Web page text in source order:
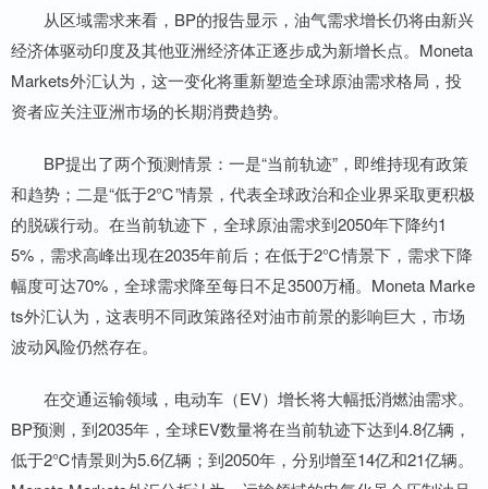
从区域需求来看，BP的报告显示，油气需求增长仍将由新兴
经济体驱动印度及其他亚洲经济体正逐步成为新增长点。Moneta
Markets外汇认为，这一变化将重新塑造全球原油需求格局，投
资者应关注亚洲市场的长期消费趋势。
BP提出了两个预测情景：一是“当前轨迹”，即维持现有政策
和趋势；二是“低于2℃”情景，代表全球政治和企业界采取更积极
的脱碳行动。在当前轨迹下，全球原油需求到2050年下降约1
5%，需求高峰出现在2035年前后；在低于2℃情景下，需求下降
幅度可达70%，全球需求降至每日不足3500万桶。Moneta Marke
ts外汇认为，这表明不同政策路径对油市前景的影响巨大，市场
波动风险仍然存在。
在交通运输领域，电动车（EV）增长将大幅抵消燃油需求。
BP预测，到2035年，全球EV数量将在当前轨迹下达到4.8亿辆，
低于2℃情景则为5.6亿辆；到2050年，分别增至14亿和21亿辆。